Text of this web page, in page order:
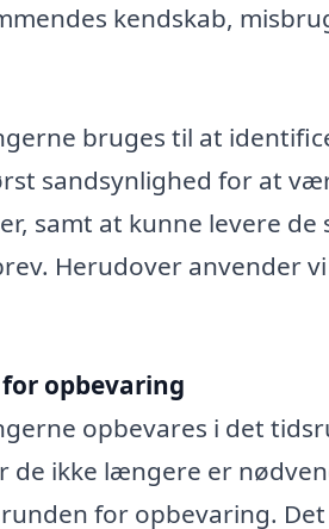
kendskab,
bruges til at
sandsynlighed for at
samt at kunne levere
Herudover anvender
opbevaring
opbevares i det
de ikke længere er
for opbevaring.